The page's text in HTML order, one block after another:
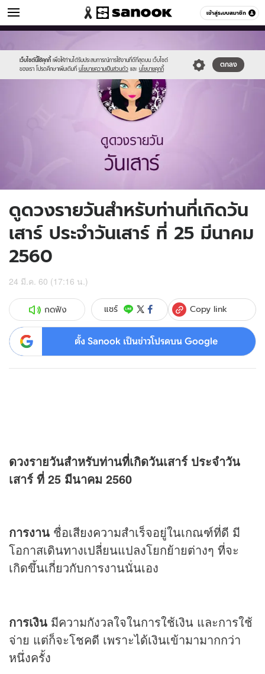
เข้าสู่ระบบสมาชิก
ดูดวง หมวดอื่นๆ
เว็บไซต์นี้ใช้คุกกี้ เพื่อให้ท่านได้รับประสบการณ์การใช้งานที่ดีที่สุดบน เว็บไซต์
ของเรา โปรดศึกษาเพิ่มเติมที่ นโยบายความเป็นส่วนตัว และ นโยบายคุกกี้
ตกลง
new-
sanook.png
ดูดวงรายวันสำหรับท่านที่เกิดวัน
เสาร์ ประจำวันเสาร์ ที่ 25 มีนาคม
2560
24 มี.ค. 60 (17:16 น.)
กดฟัง แชร์ Copy link
ตั้ง Sanook เป็นข่าวโปรดบน Google
ดวงรายวันสำหรับท่านที่เกิดวันเสาร์ ประจำวัน
เสาร์ ที่ 25 มีนาคม 2560
การงาน ชื่อเสียงความสำเร็จอยู่ในเกณฑ์ที่ดี มี
โอกาสเดินทางเปลี่ยนแปลงโยกย้ายต่างๆ ที่จะ
เกิดขึ้นเกี่ยวกับการงานนั่นเอง
การเงิน มีความกังวลใจในการใช้เงิน และการใช้
จ่าย แต่ก็จะโชคดี เพราะได้เงินเข้ามามากกว่า
หนึ่งครั้ง